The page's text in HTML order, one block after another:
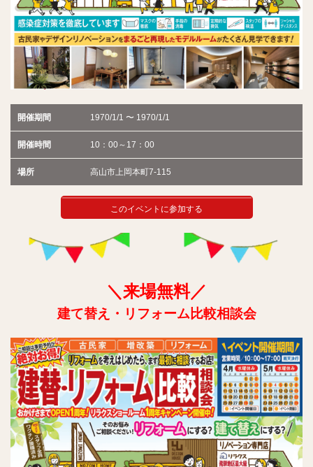
開催期間 1970/1/1 〜 1970/1/1
開催時間 10：00～17：00
場所 高山市上岡本町7-115
このイベントに参加する
＼来場無料／
建て替え・リフォーム比較相談会